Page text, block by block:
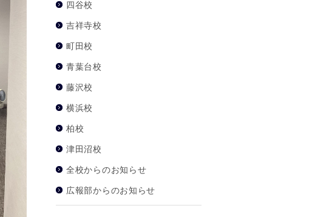
四谷校
吉祥寺校
町田校
青葉台校
藤沢校
横浜校
柏校
津田沼校
全校からのお知らせ
広報部からのお知らせ